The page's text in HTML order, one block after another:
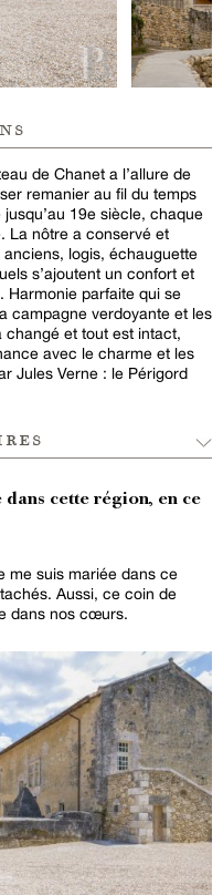
de Chanet a l’allure de
remanier au fil du temps
19e siècle, chaque
La nôtre a conservé et
logis, échauguette
s’ajoutent un confort et
Harmonie parfaite qui se
campagne verdoyante et les
changé et tout est intact,
avec le charme et les
Jules Verne : le Périgord
cette région, en ce
me suis mariée dans ce
Aussi, ce coin de
dans nos cœurs.